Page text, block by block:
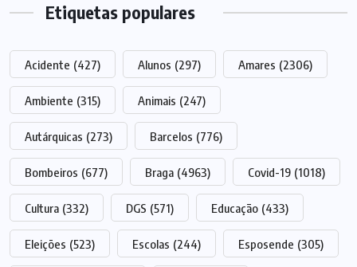
Etiquetas populares
Acidente (427) Alunos (297) Amares (2306)
Ambiente (315) Animais (247)
Autárquicas (273) Barcelos (776)
Bombeiros (677) Braga (4963) Covid-19 (1018)
Cultura (332) DGS (571) Educação (433)
Eleições (523) Escolas (244) Esposende (305)